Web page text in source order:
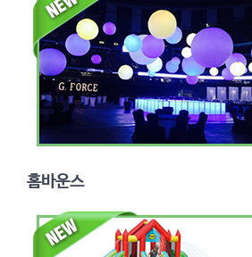
홈바운스